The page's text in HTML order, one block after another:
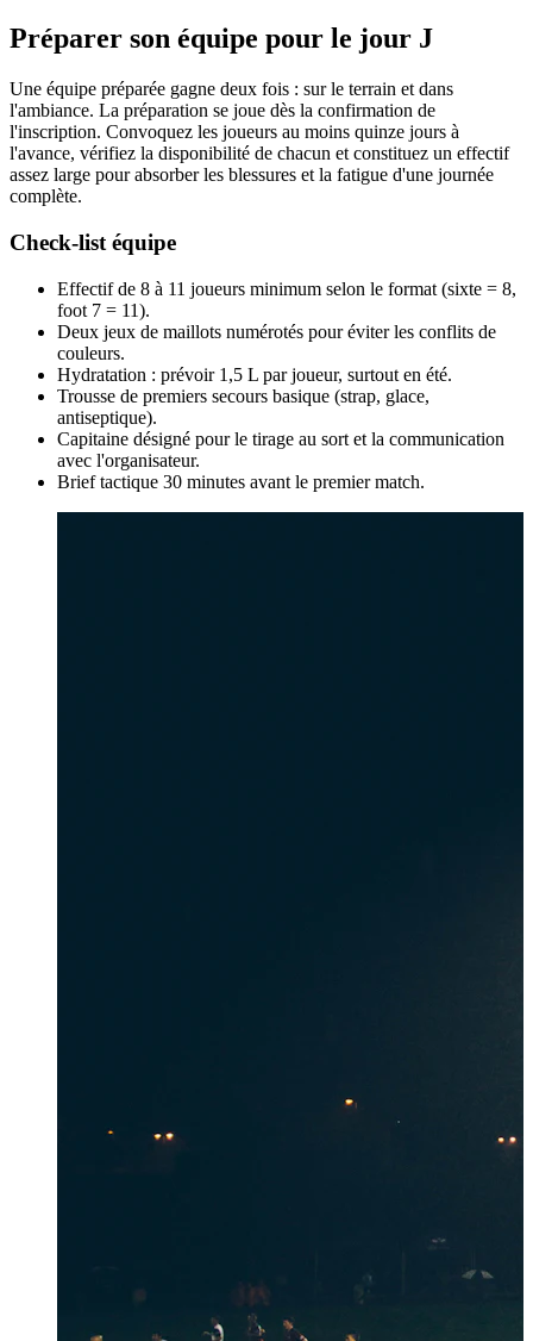
Préparer son équipe pour le jour J
Une équipe préparée gagne deux fois : sur le terrain et dans
l'ambiance. La préparation se joue dès la confirmation de
l'inscription. Convoquez les joueurs au moins quinze jours à
l'avance, vérifiez la disponibilité de chacun et constituez un effectif
assez large pour absorber les blessures et la fatigue d'une journée
complète.
Check-list équipe
Effectif de 8 à 11 joueurs minimum selon le format (sixte = 8,
foot 7 = 11).
Deux jeux de maillots numérotés pour éviter les conflits de
couleurs.
Hydratation : prévoir 1,5 L par joueur, surtout en été.
Trousse de premiers secours basique (strap, glace,
antiseptique).
Capitaine désigné pour le tirage au sort et la communication
avec l'organisateur.
Brief tactique 30 minutes avant le premier match.